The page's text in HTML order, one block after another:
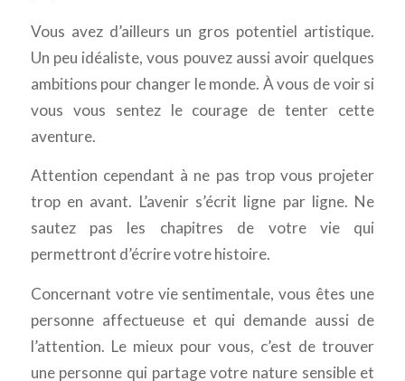
Vous avez d’ailleurs un gros potentiel artistique.
Un peu idéaliste, vous pouvez aussi avoir quelques
ambitions pour changer le monde. À vous de voir si
vous vous sentez le courage de tenter cette
aventure.
Attention cependant à ne pas trop vous projeter
trop en avant. L’avenir s’écrit ligne par ligne. Ne
sautez pas les chapitres de votre vie qui
permettront d’écrire votre histoire.
Concernant votre vie sentimentale, vous êtes une
personne affectueuse et qui demande aussi de
l’attention. Le mieux pour vous, c’est de trouver
une personne qui partage votre nature sensible et